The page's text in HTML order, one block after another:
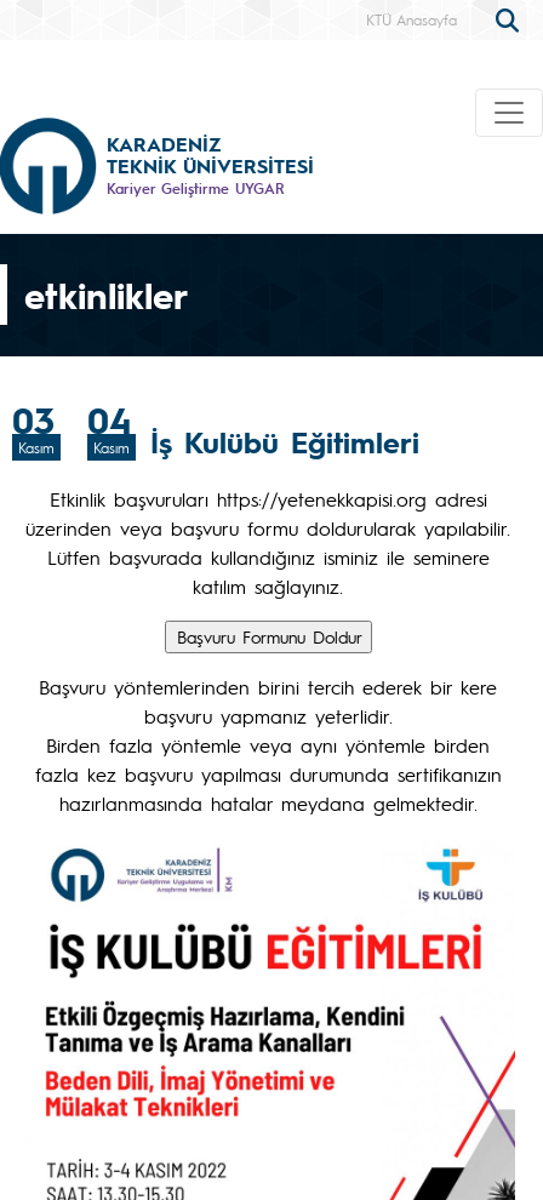
KTÜ Anasayfa
KARADENİZ
TEKNİK ÜNİVERSİTESİ
Kariyer Geliştirme UYGAR
etkinlikler
03
Kasım
04
Kasım İş Kulübü Eğitimleri
Etkinlik başvuruları https://yetenekkapisi.org adresi
üzerinden veya başvuru formu doldurularak yapılabilir.
Lütfen başvurada kullandığınız isminiz ile seminere
katılım sağlayınız.
Başvuru yöntemlerinden birini tercih ederek bir kere
başvuru yapmanız yeterlidir.
Birden fazla yöntemle veya aynı yöntemle birden
fazla kez başvuru yapılması durumunda sertifikanızın
hazırlanmasında hatalar meydana gelmektedir.